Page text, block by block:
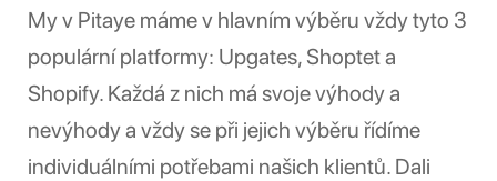
My v Pitaye máme v hlavním výběru vždy tyto 3
populární platformy: Upgates, Shoptet a
Shopify. Každá z nich má svoje výhody a
nevýhody a vždy se při jejich výběru řídíme
individuálními potřebami našich klientů. Dali